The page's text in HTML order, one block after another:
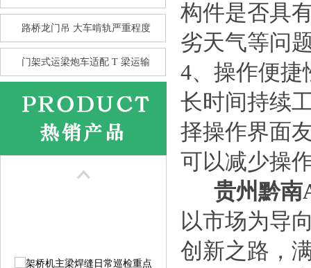
路桥龙门吊 大车啃轨严重程度
门架式运梁炮车适配 T 梁运输
竖井龙门吊选型核心要点 竖井
龙
构件是否具
劣天气等问
4、操作便捷
长时间持续
择操作界面
可以减少操
贵州黔南
以市场为导
创新之路，